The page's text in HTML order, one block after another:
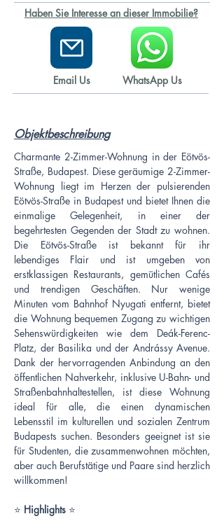
Haben Sie Interesse an dieser Immobilie?
Email Us WhatsApp Us
Objektbeschreibung
Charmante 2-Zimmer-Wohnung in der Eötvös-
Straße, Budapest. Diese geräumige 2-Zimmer-
Wohnung liegt im Herzen der pulsierenden
Eötvös-Straße in Budapest und bietet Ihnen die
einmalige Gelegenheit, in einer der
begehrtesten Gegenden der Stadt zu wohnen.
Die Eötvös-Straße ist bekannt für ihr
lebendiges Flair und ist umgeben von
erstklassigen Restaurants, gemütlichen Cafés
und trendigen Geschäften. Nur wenige
Minuten vom Bahnhof Nyugati entfernt, bietet
die Wohnung bequemen Zugang zu wichtigen
Sehenswürdigkeiten wie dem Deák-Ferenc-
Platz, der Basilika und der Andrássy Avenue.
Dank der hervorragenden Anbindung an den
öffentlichen Nahverkehr, inklusive U-Bahn- und
Straßenbahnhaltestellen, ist diese Wohnung
ideal für alle, die einen dynamischen
Lebensstil im kulturellen und sozialen Zentrum
Budapests suchen. Besonders geeignet ist sie
für Studenten, die zusammenwohnen möchten,
aber auch Berufstätige und Paare sind herzlich
willkommen!
⭐ Highlights ⭐